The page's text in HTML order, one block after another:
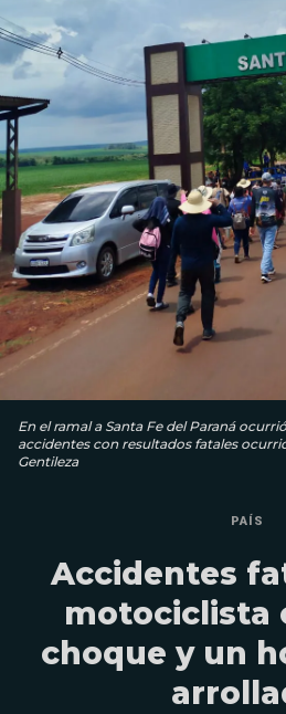
En el ramal a Santa Fe del Paraná
accidentes con resultados fatales
Gentileza
PAÍS
Accidentes
motociclista
choque y un